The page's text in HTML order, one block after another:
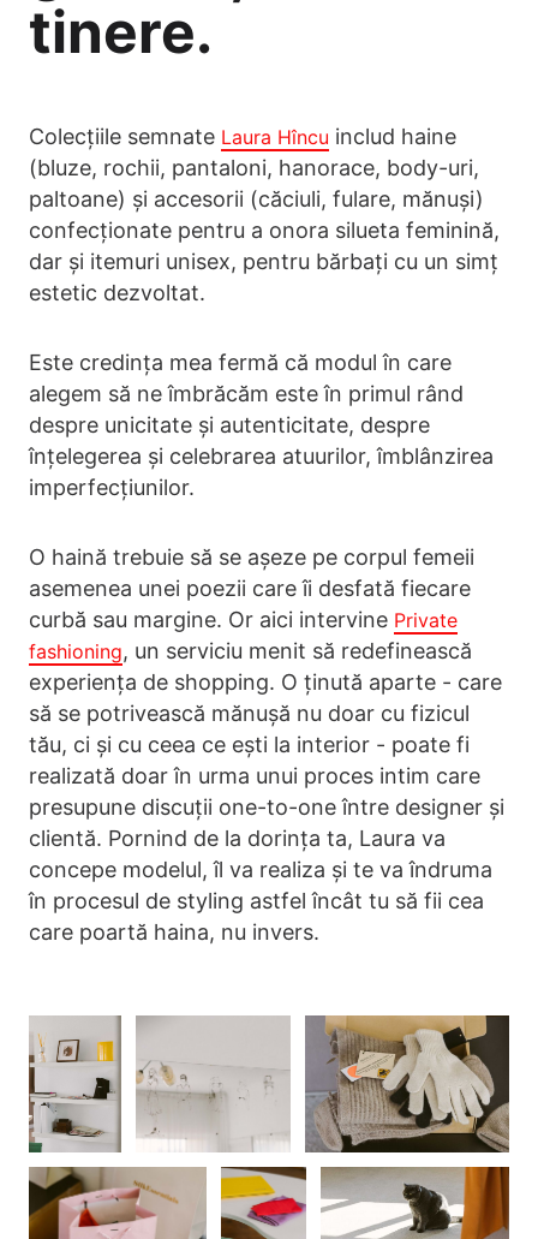
tinere.
Colecțiile semnate Laura Hîncu includ haine
(bluze, rochii, pantaloni, hanorace, body-uri,
paltoane) și accesorii (căciuli, fulare, mănuși)
confecționate pentru a onora silueta feminină,
dar și itemuri unisex, pentru bărbați cu un simț
estetic dezvoltat.
Este credința mea fermă că modul în care
alegem să ne îmbrăcăm este în primul rând
despre unicitate și autenticitate, despre
înțelegerea și celebrarea atuurilor, îmblânzirea
imperfecțiunilor.
O haină trebuie să se așeze pe corpul femeii
asemenea unei poezii care îi desfată fiecare
curbă sau margine. Or aici intervine Private
fashioning, un serviciu menit să redefinească
experiența de shopping. O ținută aparte - care
să se potrivească mănușă nu doar cu fizicul
tău, ci și cu ceea ce ești la interior - poate fi
realizată doar în urma unui proces intim care
presupune discuții one-to-one între designer și
clientă. Pornind de la dorința ta, Laura va
concepe modelul, îl va realiza și te va îndruma
în procesul de styling astfel încât tu să fii cea
care poartă haina, nu invers.